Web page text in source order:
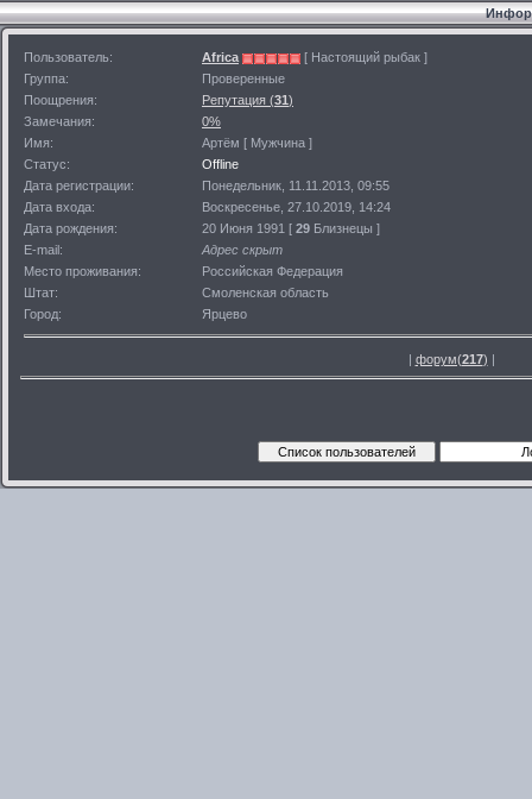
Пользователь: Africa
[ Настоящий рыбак ]
Группа:
Проверенные
Поощрения:
Репутация (31)
Замечания:
0%
Имя:
Артём [ Мужчина ]
Статус:
Offline
Дата регистрации:
Понедельник, 11.11.2013, 09:55
Дата входа:
Воскресенье, 27.10.2019, 14:24
Дата рождения:
20 Июня 1991 [ 29 Близнецы ]
E-mail:
Адрес скрыт
Место проживания:
Российская Федерация
Штат:
Смоленская область
Город:
Ярцево
| форум(217) |